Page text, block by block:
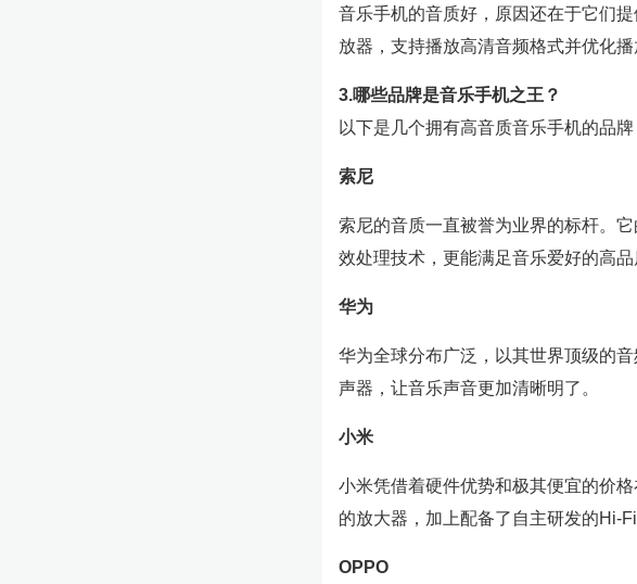
音乐手机的音质好，原因还在于它们
放器，支持播放高清音频格式并优化播
3.哪些品牌是音乐手机之王？
以下是几个拥有高音质音乐手机的品牌
索尼
索尼的音质一直被誉为业界的标杆。
效处理技术，更能满足音乐爱好的高品
华为
华为全球分布广泛，以其世界顶级的
声器，让音乐声音更加清晰明了。
小米
小米凭借着硬件优势和极其便宜的价
的放大器，加上配备了自主研发的Hi-
OPPO